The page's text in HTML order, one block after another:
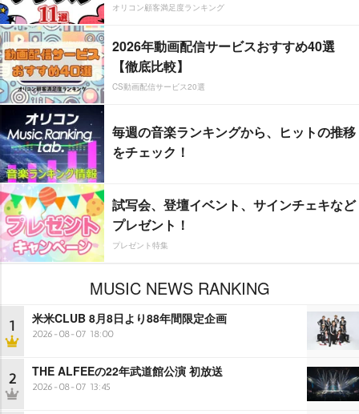
オリコン顧客満足度ランキング
2026年動画配信サービスおすすめ40選
【徹底比較】
CS動画配信サービス20選
毎週の音楽ランキングから、ヒットの推移
をチェック！
試写会、登壇イベント、サインチェキなど
プレゼント！
プレゼント特集
MUSIC NEWS RANKING
1 米米CLUB 8月8日より88年間限定企画
2026-08-07 18:00
2 THE ALFEEの22年武道館公演 初放送
2026-08-07 13:45